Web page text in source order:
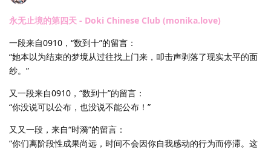
永无止境的第四天 - Doki Chinese Club (monika.love)
一段来自0910，“数到十”的留言：
“她本以为结束的梦境从过往找上门来，叩击声剥落了现实太平的面
纱。”
又一段来自0910，“数到十”的留言：
“你没说可以公布，也没说不能公布！”
又又一段，来自“时漪”的留言：
“你们离阶段性成果尚远，时间不会因你自我感动的行为而停滞。这